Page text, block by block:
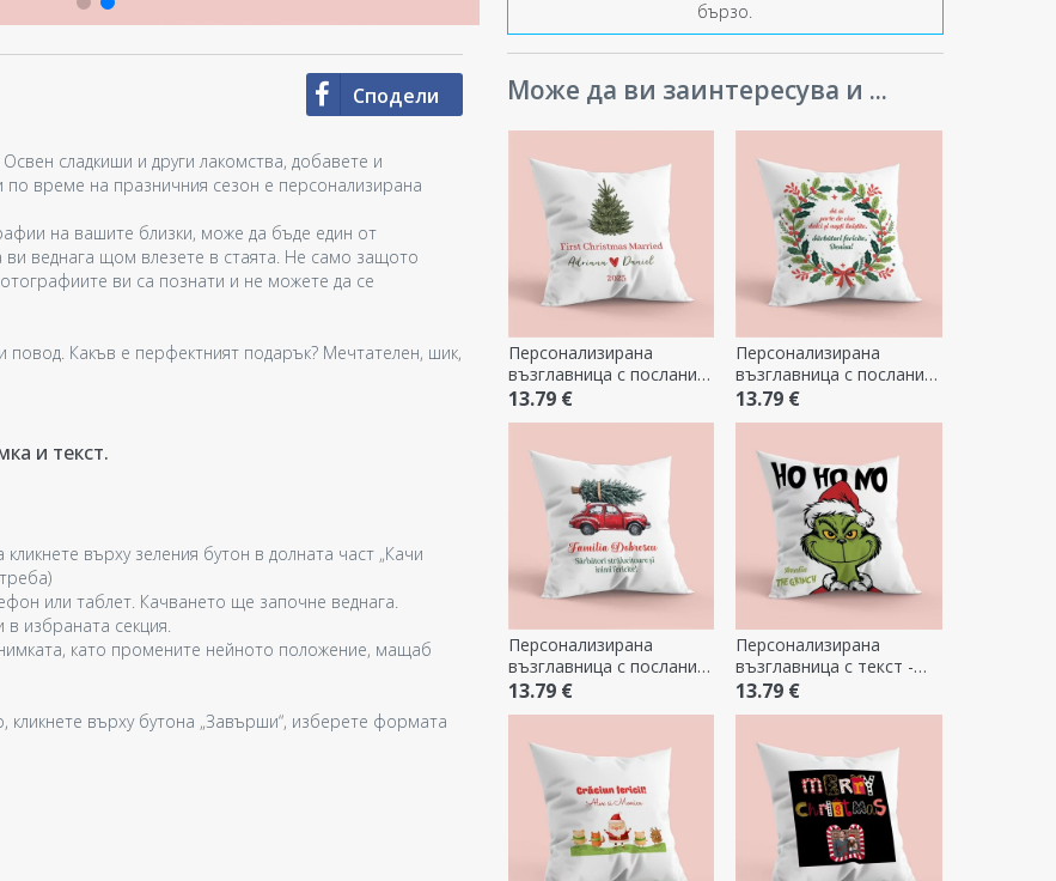
бързо.
Може да ви заинтересува и ...
Персонализирана
възглавница с послание
- Първа Коледа като
женени
13.79 €
Персонализирана
възглавница с послание
- Сладки сънища
13.79 €
Персонализирана
възглавница с послание
- Винтидж Коледа
13.79 €
Персонализирана
възглавница с текст -
Гринч
13.79 €
Сподели
сладкиши и други лакомства, добавете и
време на празничния сезон е персонализирана
на вашите близки, може да бъде един от
веднага щом влезете в стаята. Не само защото
ви са познати и не можете да се
повод. Какъв е перфектният подарък? Мечтателен, шик,
и текст.
върху зеления бутон в долната част „Качи
или таблет. Качването ще започне веднага.
избраната секция.
като промените нейното положение, мащаб
върху бутона „Завърши“, изберете формата